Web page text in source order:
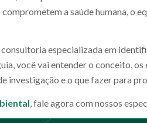
a saúde humana, o
especializada em
você vai entender o conceito, os
investigação e o que fazer para
, fale agora com nossos